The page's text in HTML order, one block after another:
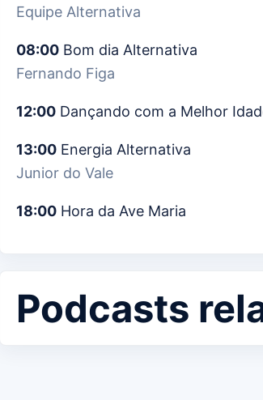
Equipe Alternativa
08:00 Bom dia Alternativa
Fernando Figa
12:00 Dançando com a Melhor
13:00 Energia Alternativa
Junior do Vale
18:00 Hora da Ave Maria
Podcasts